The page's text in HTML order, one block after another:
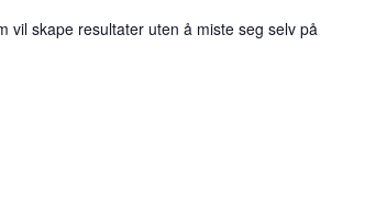
vil skape resultater uten å miste seg selv på